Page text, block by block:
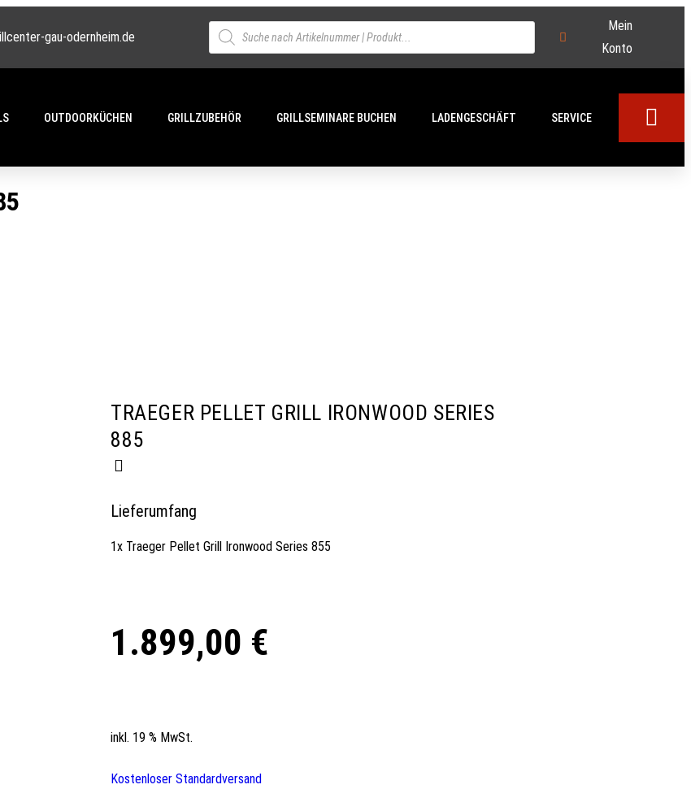
gau-odernheim.de
Mein
Konto
OUTDOORKÜCHEN GRILLZUBEHÖR GRILLSEMINARE BUCHEN LADENGESCHÄFT SERVICE
TRAEGER PELLET GRILL IRONWOOD SERIES
885
Lieferumfang
1x Traeger Pellet Grill Ironwood Series 855
1.899,00 €
inkl. 19 % MwSt.
Kostenloser Standardversand